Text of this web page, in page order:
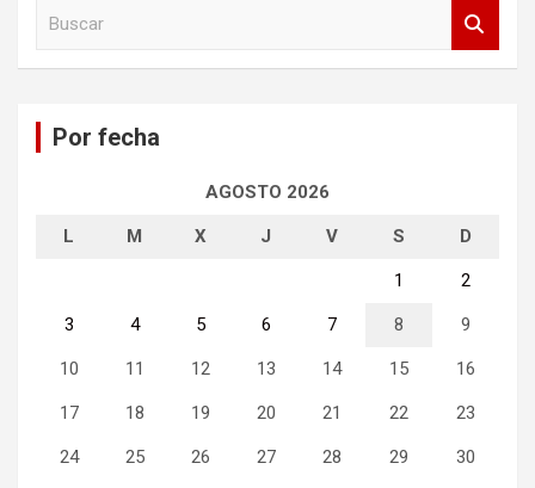
Por fecha
AGOSTO 2026
L M X J V S D
1 2
3 4 5 6 7 8 9
10 11 12 13 14 15 16
17 18 19 20 21 22 23
24 25 26 27 28 29 30